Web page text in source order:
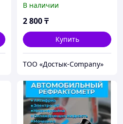
Concentrated Screen-
Wash 21+
В наличии
2 800₸
Купить
ТОО «Достык-Company»